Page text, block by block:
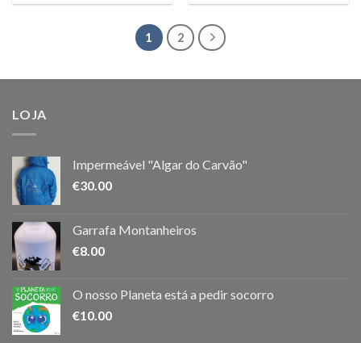
1 2
LOJA
Impermeável "Algar do Carvão"
€30.00
Garrafa Montanheiros
€8.00
O nosso Planeta está a pedir socorro
€10.00